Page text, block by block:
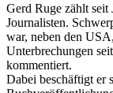
Gerd Ruge zählt seit
Journalisten.
war, neben den
Unterbrechungen
kommentiert.
Dabei beschäftigt er